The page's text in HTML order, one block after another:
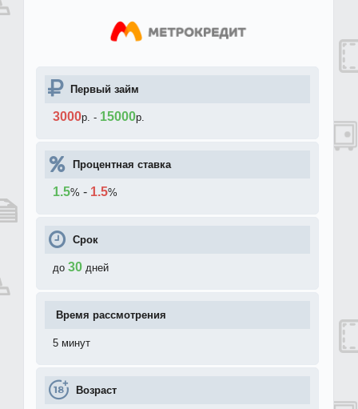
Первый займ
3000р. - 15000р.
Процентная ставка
1.5% - 1.5%
Срок
до 30 дней
Время рассмотрения
5 минут
Возраст